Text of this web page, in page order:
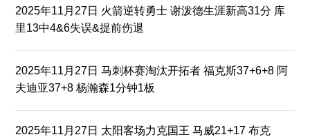
2025年11月27日 火箭逆转勇士 谢泼德生涯新高31分 库
里13中4&6失误&提前伤退
2025年11月27日 马刺杯赛淘汰开拓者 福克斯37+6+8 阿
夫迪亚37+8 杨瀚森1分钟1板
2025年11月27日 太阳客场力克国王 马威21+17 布克